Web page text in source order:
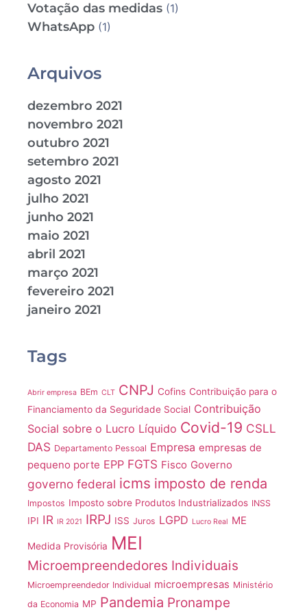
Votação das medidas (1)
WhatsApp (1)
Arquivos
dezembro 2021
novembro 2021
outubro 2021
setembro 2021
agosto 2021
julho 2021
junho 2021
maio 2021
abril 2021
março 2021
fevereiro 2021
janeiro 2021
Tags
Abrir empresa BEm CLT CNPJ Cofins Contribuição para o
Financiamento da Seguridade Social Contribuição
Social sobre o Lucro Líquido Covid-19 CSLL
DAS Departamento Pessoal Empresa empresas de
pequeno porte EPP FGTS Fisco Governo
governo federal icms imposto de renda
Impostos Imposto sobre Produtos Industrializados INSS
IPI IR IR 2021 IRPJ ISS Juros LGPD Lucro Real ME
Medida Provisória MEI
Microempreendedores Individuais
Microempreendedor Individual microempresas Ministério
da Economia MP Pandemia Pronampe